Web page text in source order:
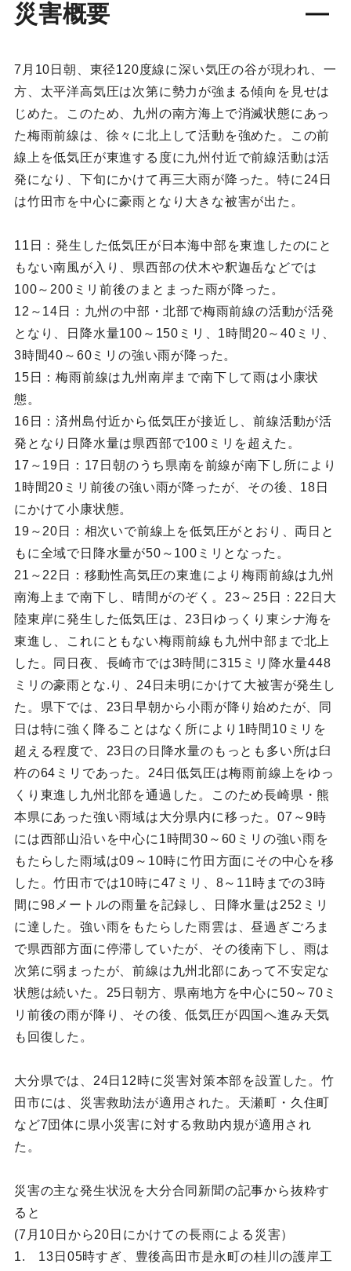
災害概要
7月10日朝、東径120度線に深い気圧の谷が現われ、一
方、太平洋高気圧は次第に勢力が強まる傾向を見せは
じめた。このため、九州の南方海上で消滅状態にあっ
た梅雨前線は、徐々に北上して活動を強めた。この前
線上を低気圧が東進する度に九州付近で前線活動は活
発になり、下旬にかけて再三大雨が降った。特に24日
は竹田市を中心に豪雨となり大きな被害が出た。
11日：発生した低気圧が日本海中部を東進したのにと
もない南風が入り、県西部の伏木や釈迦岳などでは
100～200ミリ前後のまとまった雨が降った。
12～14日：九州の中部・北部で梅雨前線の活動が活発
となり、日降水量100～150ミリ、1時間20～40ミリ、
3時間40～60ミリの強い雨が降った。
15日：梅雨前線は九州南岸まで南下して雨は小康状
態。
16日：済州島付近から低気圧が接近し、前線活動が活
発となり日降水量は県西部で100ミリを超えた。
17～19日：17日朝のうち県南を前線が南下し所により
1時間20ミリ前後の強い雨が降ったが、その後、18日
にかけて小康状態。
19～20日：相次いで前線上を低気圧がとおり、両日と
もに全域で日降水量が50～100ミリとなった。
21～22日：移動性高気圧の東進により梅雨前線は九州
南海上まで南下し、晴間がのぞく。23～25日：22日大
陸東岸に発生した低気圧は、23日ゆっくり東シナ海を
東進し、これにともない梅雨前線も九州中部まで北上
した。同日夜、長崎市では3時間に315ミリ降水量448
ミリの豪雨とな.り、24日未明にかけて大被害が発生し
た。県下では、23日早朝から小雨が降り始めたが、同
日は特に強く降ることはなく所により1時間10ミリを
超える程度で、23日の日降水量のもっとも多い所は臼
杵の64ミリであった。24日低気圧は梅雨前線上をゆっ
くり東進し九州北部を通過した。このため長崎県・熊
本県にあった強い雨域は大分県内に移った。07～9時
には西部山沿いを中心に1時間30～60ミリの強い雨を
もたらした雨域は09～10時に竹田方面にその中心を移
した。竹田市では10時に47ミリ、8～11時までの3時
間に98メートルの雨量を記録し、日降水量は252ミリ
に達した。強い雨をもたらした雨雲は、昼過ぎごろま
で県西部方面に停滞していたが、その後南下し、雨は
次第に弱まったが、前線は九州北部にあって不安定な
状態は続いた。25日朝方、県南地方を中心に50～70ミ
リ前後の雨が降り、その後、低気圧が四国へ進み天気
も回復した。
大分県では、24日12時に災害対策本部を設置した。竹
田市には、災害救助法が適用された。天瀬町・久住町
など7団体に県小災害に対する救助内規が適用され
た。
災害の主な発生状況を大分合同新聞の記事から抜粋す
ると
(7月10日から20日にかけての長雨による災害）
1. 13日05時すぎ、豊後高田市是永町の桂川の護岸工